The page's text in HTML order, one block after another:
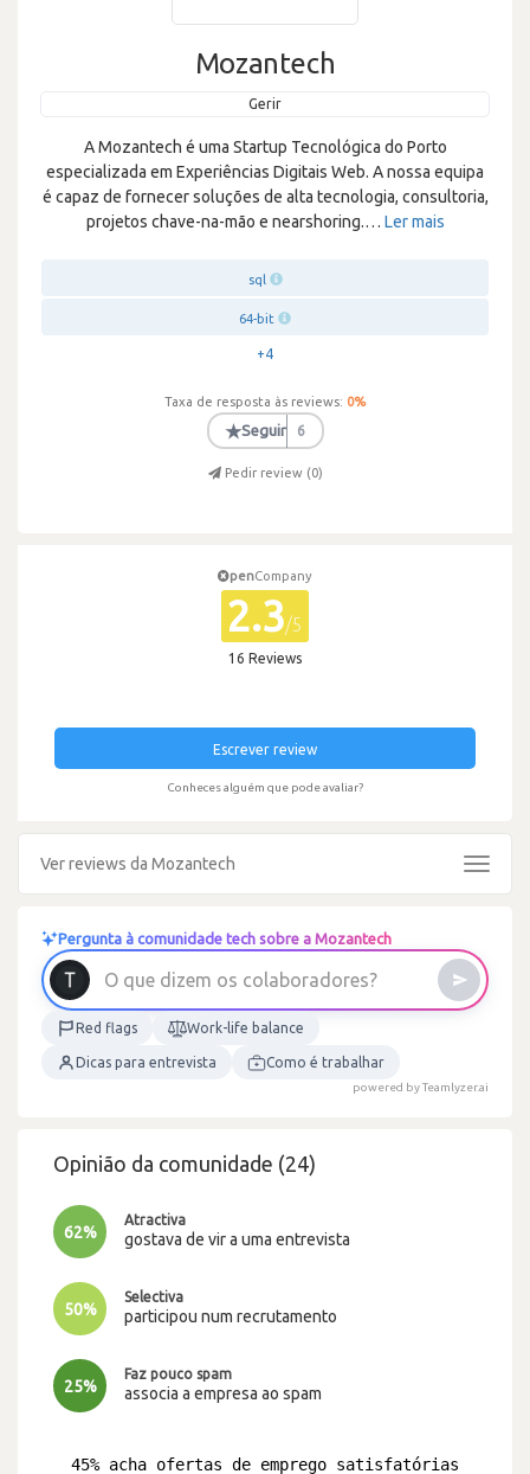
Mozantech
Gerir
A Mozantech é uma Startup Tecnológica do Porto
especializada em Experiências Digitais Web. A nossa equipa
é capaz de fornecer soluções de alta tecnologia, consultoria,
projetos chave-na-mão e nearshoring.… Ler mais
sql
64-bit
+4
Taxa de resposta às reviews: 0%
★Seguir 6
Pedir review (0)
penCompany
2.3/5
16 Reviews
Escrever review
Conheces alguém que pode avaliar?
Ver reviews da Mozantech
Toggle
Pergunta à comunidade tech sobre a Mozantech
O que d izem os colaborad ores?
Red flags Work-life balance
Dicas para entrevista Como é trabalhar
powered by Teamlyzer.ai
Opinião da comunidade (24)
62%
Atractiva
gostava de vir a uma entrevista
50%
Selectiva
participou num recrutamento
25%
Faz pouco spam
associa a empresa ao spam